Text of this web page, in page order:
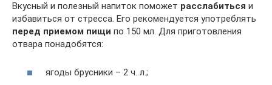
Вкусный и полезный напиток поможет расслабиться и
избавиться от стресса. Его рекомендуется употреблять
перед приемом пищи по 150 мл. Для приготовления
отвара понадобятся:
ягоды брусники – 2 ч. л.;